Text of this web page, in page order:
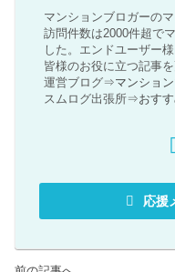
マンションブロガーの
訪問件数は2000件超で
した。エンドユーザー
皆様のお役に立つ記事
運営ブログ⇒マンショ
スムログ出張所⇒おす
応援